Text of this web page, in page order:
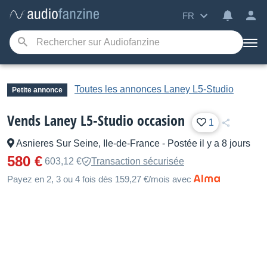
FR
Petite annonce Toutes les annonces Laney L5-Studio
Vends Laney L5-Studio occasion 1
Asnieres Sur Seine, Ile-de-France - Postée il y a 8 jours
580 € 603,12 €
Transaction sécurisée
Payez en 2, 3 ou 4 fois dès 159,27 €/mois avec